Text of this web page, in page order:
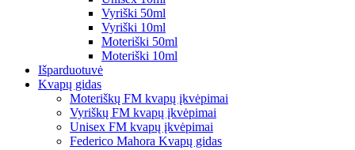
Vyriški 50ml
Vyriški 10ml
Moteriški 50ml
Moteriški 10ml
Išparduotuvė
Kvapų gidas
Moteriškų FM kvapų įkvėpimai
Vyriškų FM kvapų įkvėpimai
Unisex FM kvapų įkvėpimai
Federico Mahora Kvapų gidas